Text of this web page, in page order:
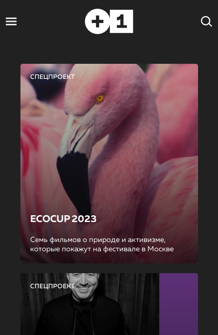
СПЕЦПРОЕКТ
ECOCUP 2023
Семь фильмов о природе и активизме,
которые покажут на фестивале в Москве
СПЕЦПРОЕКТ